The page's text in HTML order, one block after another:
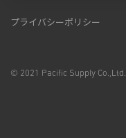
プライバシーポリシー
© 2021 Pacific Supply Co.,Ltd.